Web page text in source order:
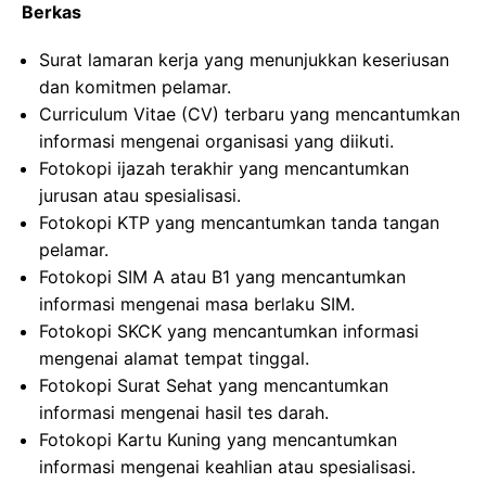
Berkas
Surat lamaran kerja yang menunjukkan keseriusan
dan komitmen pelamar.
Curriculum Vitae (CV) terbaru yang mencantumkan
informasi mengenai organisasi yang diikuti.
Fotokopi ijazah terakhir yang mencantumkan
jurusan atau spesialisasi.
Fotokopi KTP yang mencantumkan tanda tangan
pelamar.
Fotokopi SIM A atau B1 yang mencantumkan
informasi mengenai masa berlaku SIM.
Fotokopi SKCK yang mencantumkan informasi
mengenai alamat tempat tinggal.
Fotokopi Surat Sehat yang mencantumkan
informasi mengenai hasil tes darah.
Fotokopi Kartu Kuning yang mencantumkan
informasi mengenai keahlian atau spesialisasi.